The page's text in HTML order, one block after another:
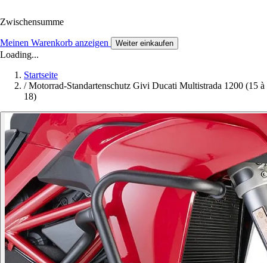
Zwischensumme
Meinen Warenkorb anzeigen Weiter einkaufen
Loading...
Startseite
/ Motorrad-Standartenschutz Givi Ducati Multistrada 1200 (15 à
18)